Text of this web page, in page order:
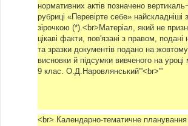
нормативних актів позначено
рубриці «Перевірте себе» найскладніші
зірочкою (*).<br>Матеріал, який не
цікаві факти, пов'язані з правом,
та зразки документів подано на
висновки й підсумки вивченого на
9 клас. О.Д.Наровлянський'''<br>'''
<br> Календарно-тематичне